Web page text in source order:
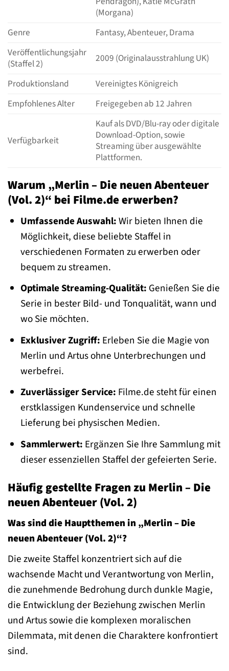
(Morgana)
Genre
Fantasy, Abenteuer, Drama
Veröffentlichungsjahr
(Staffel 2)
2009 (Originalausstrahlung UK)
Produktionsland
Vereinigtes Königreich
Empfohlenes Alter
Freigegeben ab 12 Jahren
Verfügbarkeit
Kauf als DVD/Blu-ray oder digitale
Download-Option, sowie
Streaming über ausgewählte
Plattformen.
Warum „Merlin – Die neuen Abenteuer
(Vol. 2)“ bei Filme.de erwerben?
Umfassende Auswahl:Wir bieten Ihnen die
Möglichkeit, diese beliebte Staffel in
verschiedenen Formaten zu erwerben oder
bequem zu streamen.
Optimale Streaming-Qualität: Genießen Sie die
Serie in bester Bild- und Tonqualität, wann und
wo Sie möchten.
Exklusiver Zugriff: Erleben Sie die Magie von
Merlin und Artus ohne Unterbrechungen und
werbefrei.
Zuverlässiger Service: Filme.de steht für einen
erstklassigen Kundenservice und schnelle
Lieferung bei physischen Medien.
Sammlerwert: Ergänzen Sie Ihre Sammlung mit
dieser essenziellen Staffel der gefeierten Serie.
Häufig gestellte Fragen zu Merlin – Die
neuen Abenteuer (Vol. 2)
Was sind die Hauptthemen in „Merlin – Die
neuen Abenteuer (Vol. 2)“?
Die zweite Staffel konzentriert sich auf die
wachsende Macht und Verantwortung von Merlin,
die zunehmende Bedrohung durch dunkle Magie,
die Entwicklung der Beziehung zwischen Merlin
und Artus sowie die komplexen moralischen
Dilemmata, mit denen die Charaktere konfrontiert
sind.